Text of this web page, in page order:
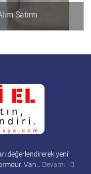
Satımı
değerlendirerek yeni
Van… Devamı..